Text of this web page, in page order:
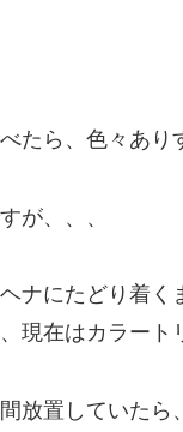
たら、色々あり
が、、、
ナにたどり着
現在はカラート
放置していたら